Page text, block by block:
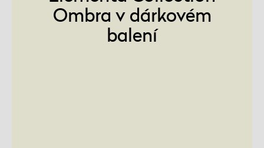
Ombra v dárkovém
balení